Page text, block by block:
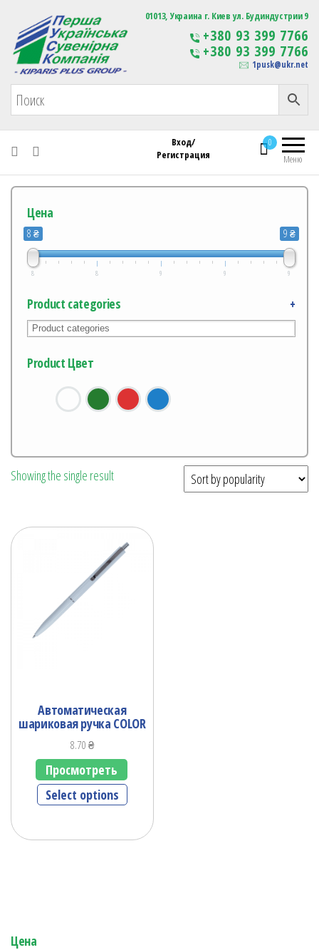
Первая Украинская Сувенирная Компания Изготовление
сувенирной продукции
с логотипом
01013, Украина г. Киев ул. Будиндустрии 9
+380 93 399 7766
+380 93 399 7766
1pusk@ukr.net
Меню
0
Вход/
Регистрация
Цена
8 ₴ 9 ₴
8 8 9 9 9
Product categories +
Product Цвет
Showing the single result
Автоматическая
шариковая ручка COLOR
8.70₴
Просмотреть
Select options
Цена